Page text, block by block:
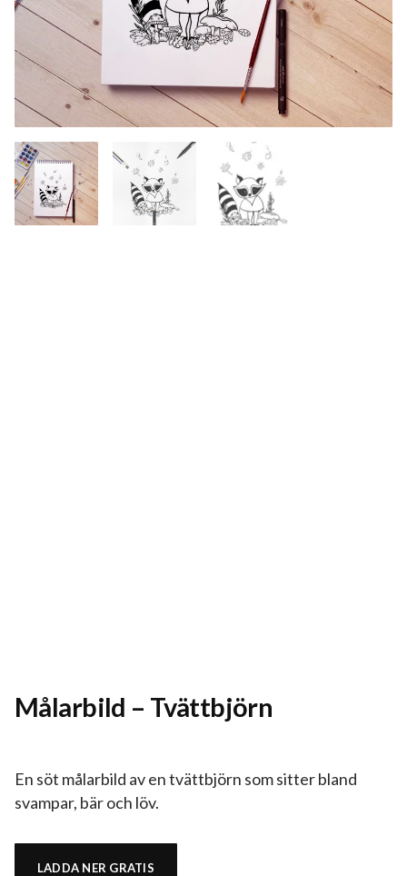
Målarbild – Tvättbjörn
En söt målarbild av en tvättbjörn som sitter bland
svampar, bär och löv.
LADDA NER GRATIS